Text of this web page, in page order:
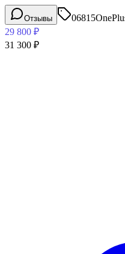
Отзывы 06815
29 800 ₽
31 300 ₽